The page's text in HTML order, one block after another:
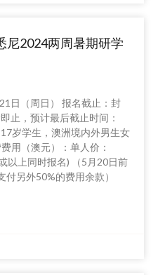
尼2024两周暑期研学
日（周日） 报名截止：封
止，预计最后截止时间：
岁学生，澳洲境内外男生女
用（澳元）：单人价：
以上同时报名) （5月20日前
另外50%的费用余款）